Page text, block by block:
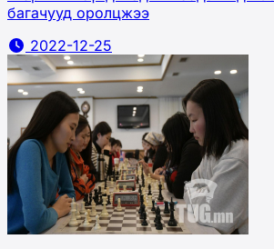
багачууд оролцжээ
2022-12-25